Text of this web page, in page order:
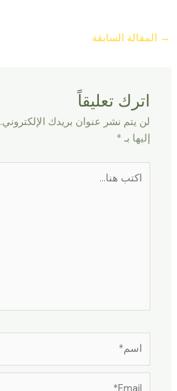
→ المقالة السابقة
اترك تعليقاً
لن يتم نشر عنوان بريدك الإلكتروني.
إليها بـ *